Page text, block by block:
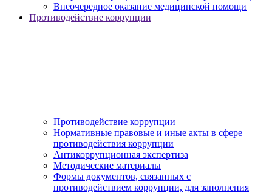
Внеочередное оказание медицинской помощи
Противодействие коррупции
Противодействие коррупции
Нормативные правовые и иные акты в сфере
противодействия коррупции
Антикоррупционная экспертиза
Методические материалы
Формы документов, связанных с
противодействием коррупции, для заполнения